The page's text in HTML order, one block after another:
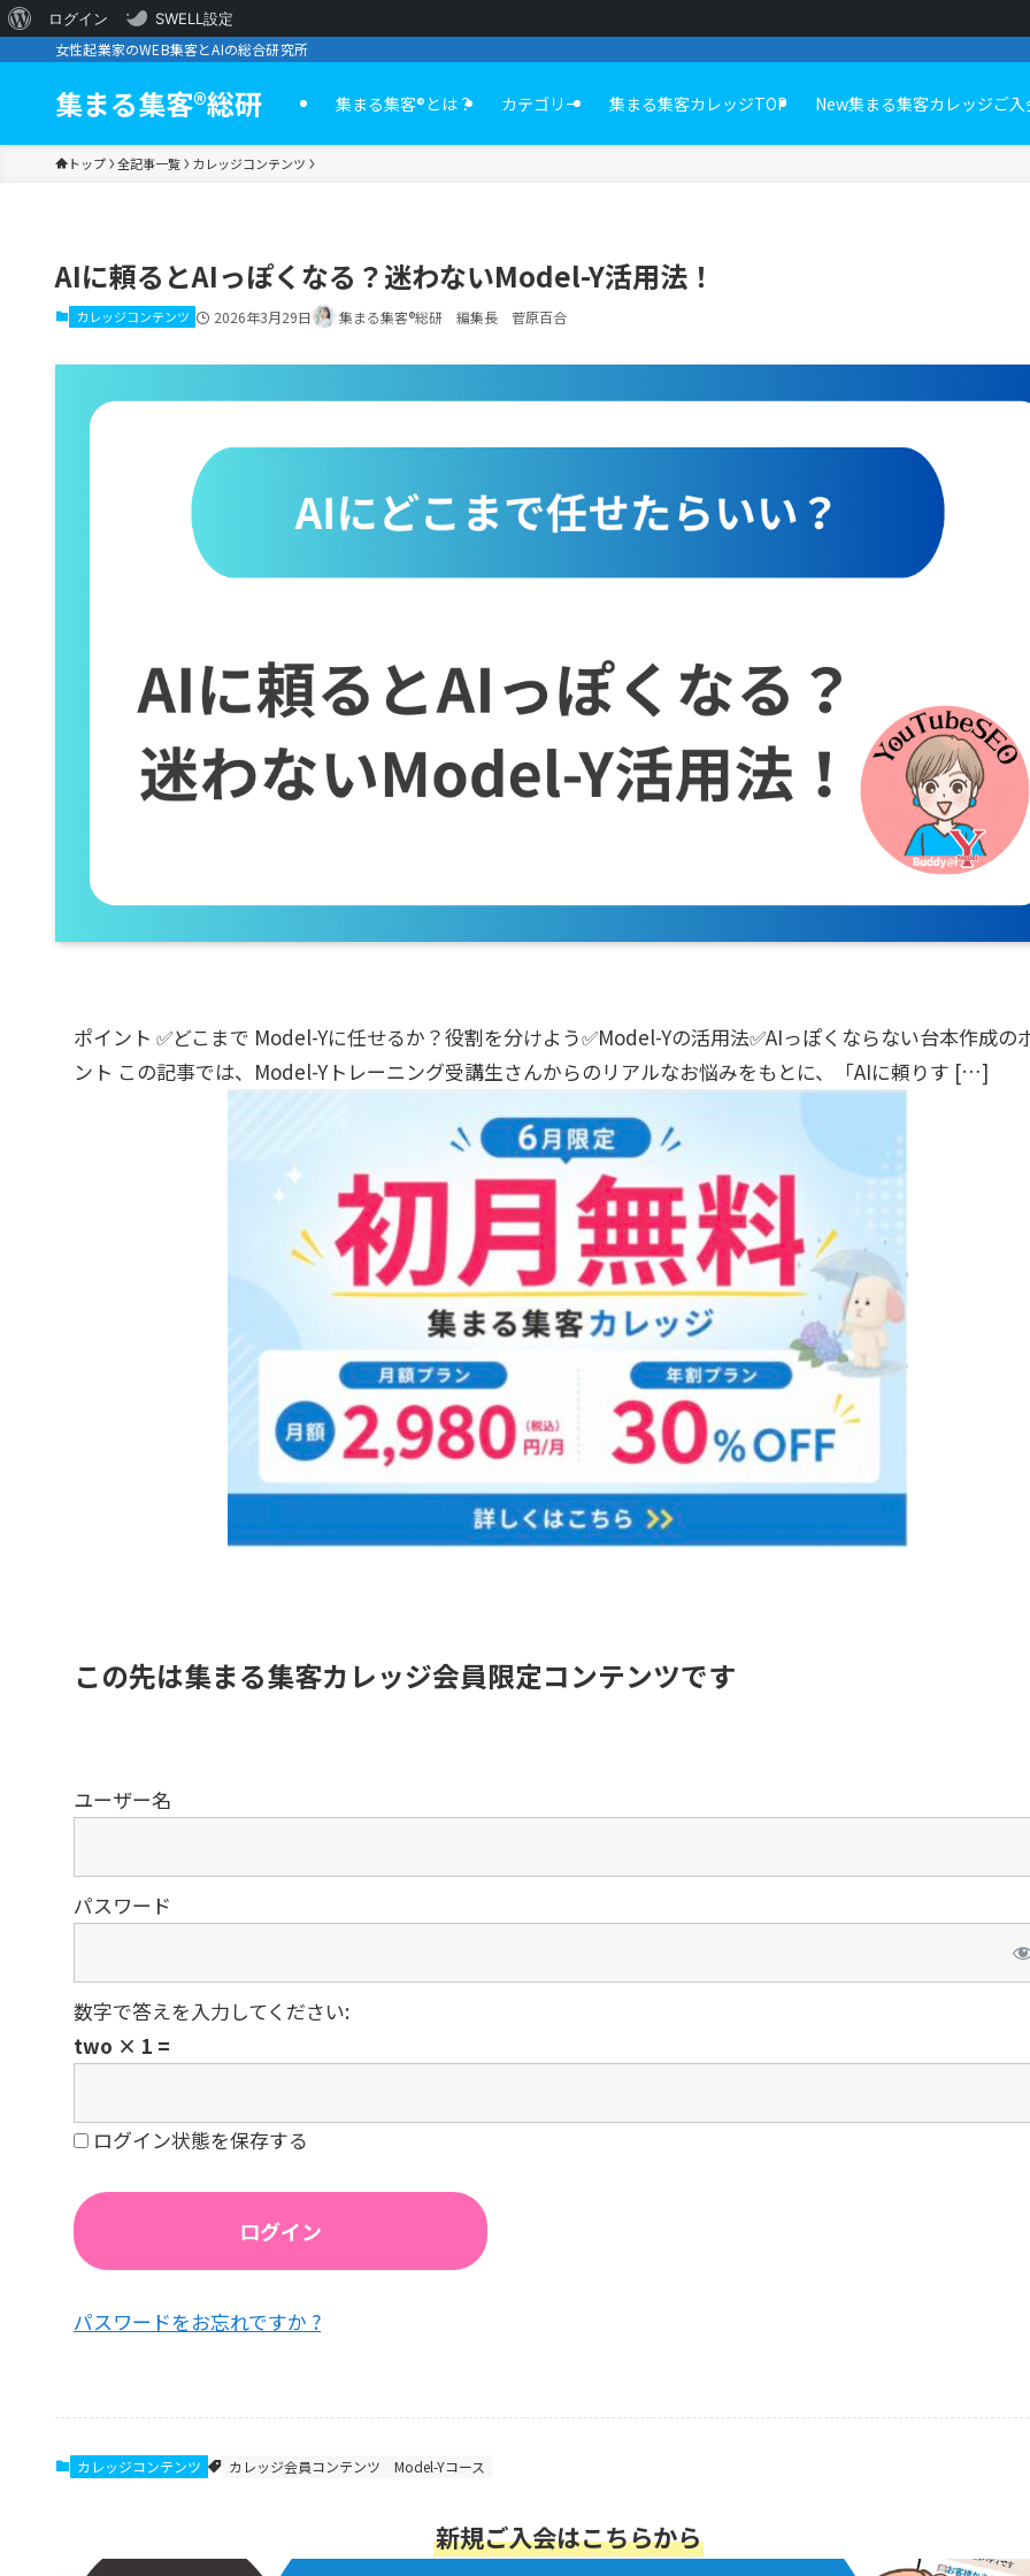
WordPress
ログイン SWELL設定
女性起業家のWEB集客とAIの総合研究所
集まる集客®︎総研 集まる集客®️とは？ カテゴリー 集まる集客カレッジTOP New集まる集客カレッジご入
トップ 全記事一覧 カレッジコンテンツ
AIに頼るとAIっぽくなる？迷わないModel-Y活用法！
カレッジコンテンツ 2026年3月29日 集まる集客®総研 編集長 菅原百合
ポイント ✅どこまで Model-Yに任せるか？役割を分けよう✅Model-Yの活用法✅AIっぽくならない台本作成の
ント この記事では、Model-Yトレーニング受講生さんからのリアルなお悩みをもとに、「AIに頼りす […]
この先は集まる集客カレッジ会員限定コンテンツです
ユーザー名
パスワード
数字で答えを入力してください:
two × 1 =
ログイン状態を保存する
パスワードをお忘れですか ?
カレッジコンテンツ カレッジ会員コンテンツ Model-Yコース
新規ご入会はこちらから